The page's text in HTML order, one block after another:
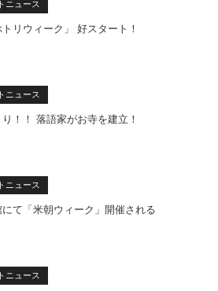
ニュース
トリウィーク」 好スタート！
ニュース
！！ 落語家がお寺を建立！
ニュース
て「米朝ウィーク」開催される
ニュース